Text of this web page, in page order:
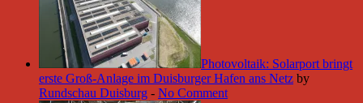
Photovoltaik: Solarport bringt
erste Groß-Anlage im Duisburger Hafen ans Netz by
Rundschau Duisburg - No Comment